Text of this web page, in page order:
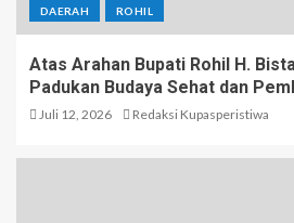
DAERAH ROHIL
Atas Arahan Bupati Rohil H.
Padukan Budaya Sehat dan
Juli 12, 2026 Redaksi Kupasperistiwa